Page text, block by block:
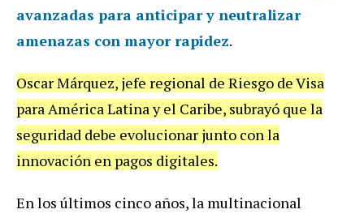
avanzadas para anticipar y neutralizar
amenazas con mayor rapidez.
Oscar Márquez, jefe regional de Riesgo de Visa
para América Latina y el Caribe, subrayó que la
seguridad debe evolucionar junto con la
innovación en pagos digitales.
En los últimos cinco años, la multinacional